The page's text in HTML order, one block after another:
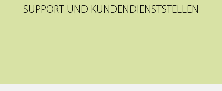
SUPPORT UND KUNDENDIENSTSTELLEN